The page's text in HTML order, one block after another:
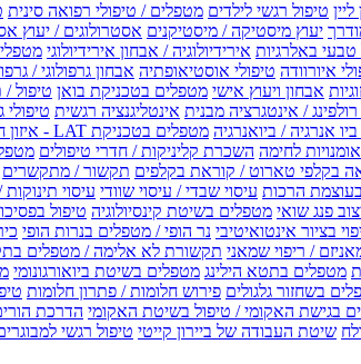
טיפול רגשי לילדים מטפלים / טיפולי רפואה סינית
יעוץ מיסטיקה / מיסטיקנים אסטרולוגים / יעוץ
טבעי באלרגיות אירידיולוגיה / אבחון אירידיולוגי
איורוודה טיפולי אוסטיאופתיה אבחון גרפולוגי /
אבחון ויעוץ אישי מטפלים בטכניקת בואן טיפול
רולפינג / אינטגרציה מבנית אינטליגנציה רגשית טיפולי
ביו אנרגיה / ביואנרגיה מטפלים בטכניקת LAT - איזון חיים
לחימה השכרת קליניקות / חדרי טיפולים
בקלפי טארוט / קוראת בקלפים תקשור / מתקשרים
הרכות עיסוי שבדי / עיסוי שוודי עיסוי
פנג שואי מטפלים בשיטת קינסיולוגיה טיפול
בציור אינטואיטיבי נר הופי / מטפלים בנרות הופי
/ ריפוי שמאני תקשורת לא אלימה / מטפלים
מטפלים בתטא הילינג מטפלים בשיטת ביואורגונומי
בשחזור גלגולים פירוש חלומות / פתרון חלומות
בגישת האקומי / טיפול בשיטת האקומי הדרכת
שיטת העבודה של ביירון קייטי טיפול רגשי